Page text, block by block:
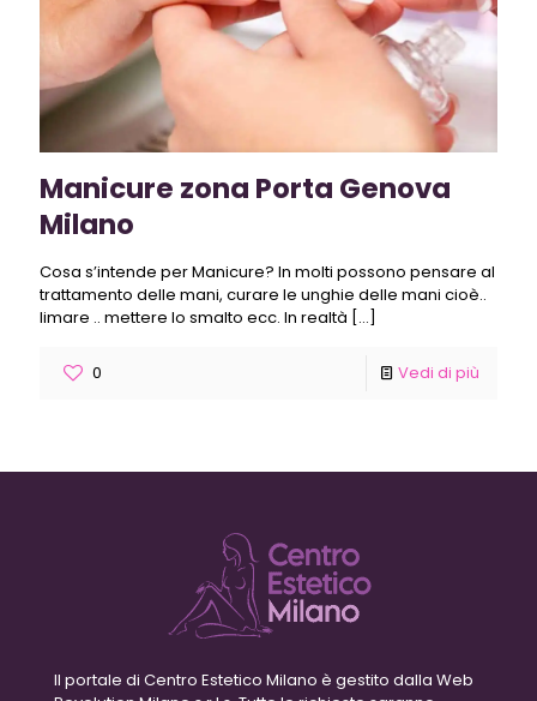
Manicure zona Porta Genova
Milano
Cosa s’intende per Manicure? In molti possono pensare al
trattamento delle mani, curare le unghie delle mani cioè..
limare .. mettere lo smalto ecc. In realtà […]
0 Vedi di più
Il portale di Centro Estetico Milano è gestito dalla Web